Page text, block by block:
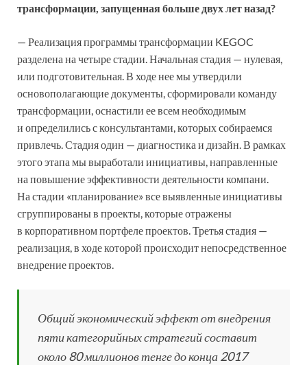
трансформации, запущенная больше двух лет назад?
— Реализация программы трансформации KEGOC
разделена на четыре стадии. Начальная стадия — нулевая,
или подготовительная. В ходе нее мы утвердили
основополагающие документы, сформировали команду
трансформации, оснастили ее всем необходимым
и определились с консультантами, которых собираемся
привлечь. Стадия один — диагностика и дизайн. В рамках
этого этапа мы выработали инициативы, направленные
на повышение эффективности деятельности компани.
На стадии «планирование» все выявленные инициативы
сгруппированы в проекты, которые отражены
в корпоративном портфеле проектов. Третья стадия —
реализация, в ходе которой происходит непосредственное
внедрение проектов.
Общий экономический эффект от внедрения
пяти категорийных стратегий составит
около 80 миллионов тенге до конца 2017